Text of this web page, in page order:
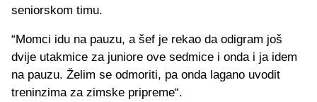
seniorskom timu.
“Momci idu na pauzu, a šef je rekao da odigram još
dvije utakmice za juniore ove sedmice i onda i ja idem
na pauzu. Želim se odmoriti, pa onda lagano uvodit
treninzima za zimske pripreme“.